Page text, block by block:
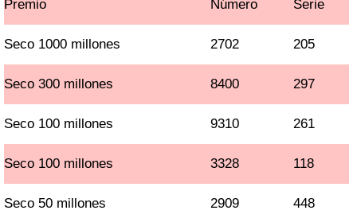
Premio Número Serie
Seco 1000 millones 2702 205
Seco 300 millones 8400 297
Seco 100 millones 9310 261
Seco 100 millones 3328 118
Seco 50 millones 2909 448